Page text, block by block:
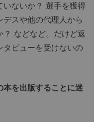
ないか？ 選手を獲得
スや他の代理人から
などなど。だけど返
タビューを受けないの
を出版することに迷